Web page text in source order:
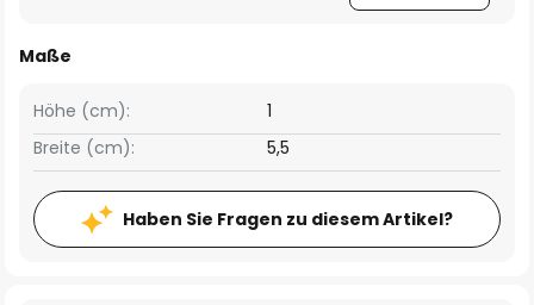
Maße
Breite (cm): 5,5
Höhe (cm): 1
Haben Sie Fragen zu diesem Artikel?